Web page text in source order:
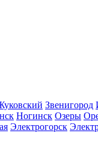
Звенигород
Ногинск Озеры
Электрогорск